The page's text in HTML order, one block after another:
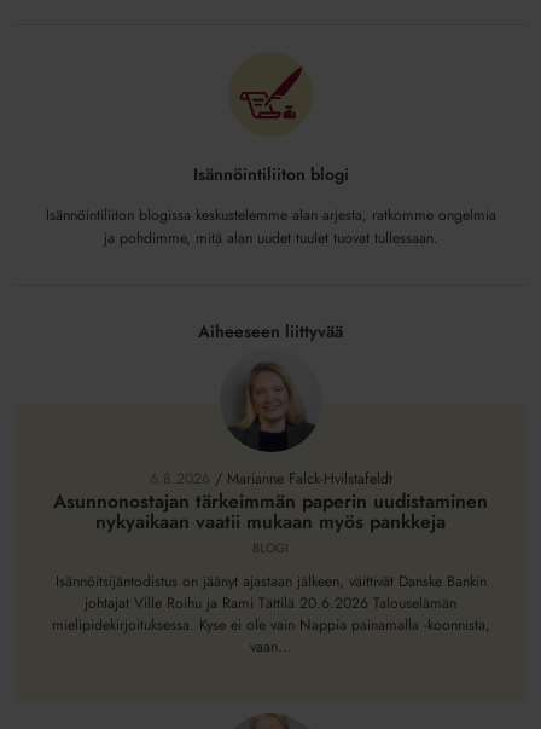
Isännöintiliiton blogi
Isännöintiliiton blogissa keskustelemme alan arjesta, ratkomme ongelmia
ja pohdimme, mitä alan uudet tuulet tuovat tullessaan.
Aiheeseen liittyvää
uudistaminen
mukaan
pankkeja
6.8.2026 / Marianne Falck-Hvilstafeldt
Asunnonostajan tärkeimmän paperin uudistaminen
nykyaikaan vaatii mukaan myös pankkeja
BLOGI
Isännöitsijäntodistus on jäänyt ajastaan jälkeen, väittivät Danske Bankin
johtajat Ville Roihu ja Rami Tättilä 20.6.2026 Talouselämän
mielipidekirjoituksessa. Kyse ei ole vain Nappia painamalla -koonnista,
vaan...